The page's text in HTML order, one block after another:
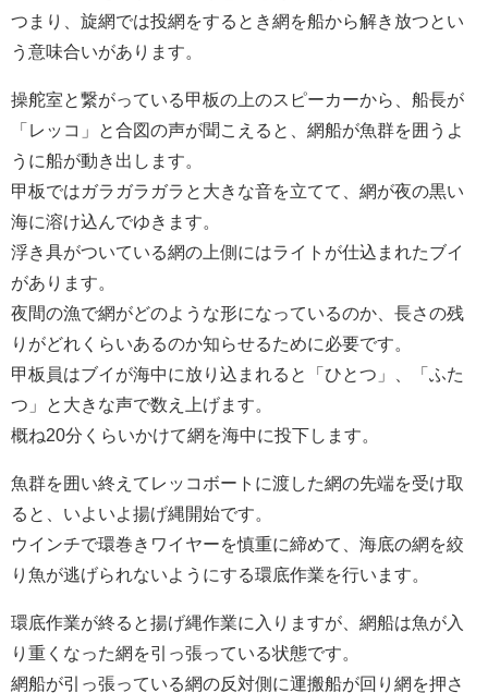
つまり、旋網では投網をするとき網を船から解き放つとい
う意味合いがあります。
操舵室と繋がっている甲板の上のスピーカーから、船長が
「レッコ」と合図の声が聞こえると、網船が魚群を囲うよ
うに船が動き出します。
甲板ではガラガラガラと大きな音を立てて、網が夜の黒い
海に溶け込んでゆきます。
浮き具がついている網の上側にはライトが仕込まれたブイ
があります。
夜間の漁で網がどのような形になっているのか、長さの残
りがどれくらいあるのか知らせるために必要です。
甲板員はブイが海中に放り込まれると「ひとつ」、「ふた
つ」と大きな声で数え上げます。
概ね20分くらいかけて網を海中に投下します。
魚群を囲い終えてレッコボートに渡した網の先端を受け取
ると、いよいよ揚げ縄開始です。
ウインチで環巻きワイヤーを慎重に締めて、海底の網を絞
り魚が逃げられないようにする環底作業を行います。
環底作業が終ると揚げ縄作業に入りますが、網船は魚が入
り重くなった網を引っ張っている状態です。
網船が引っ張っている網の反対側に運搬船が回り網を押さ